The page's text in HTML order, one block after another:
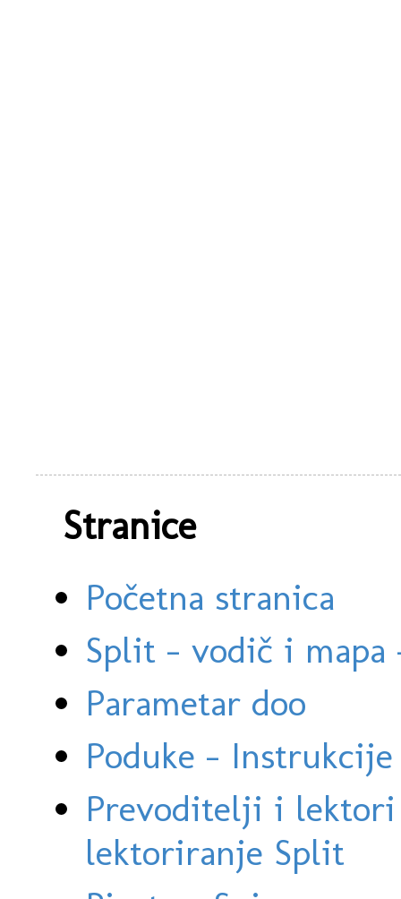
Stranice
Početna stranica
Split - vodič i
Parametar doo
Poduke -
Prevoditelji i
lektoriranje Split